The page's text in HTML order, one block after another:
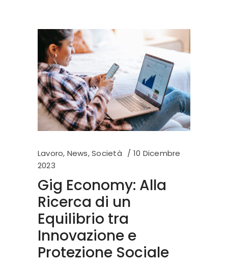
Lavoro, News,Società
10 Dicembre
2023
Gig Economy: Alla
Ricerca di un
Equilibrio tra
Innovazione e
Protezione Sociale